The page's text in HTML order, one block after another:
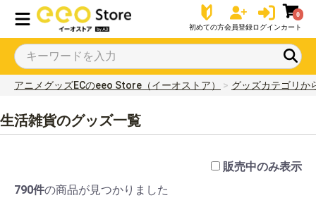
初めての方会員登録ログイン
0
カート
アニメグッズECのeeo Store（イーオストア） グッズカテゴリか
生活雑貨のグッズ一覧
販売中のみ表示
790件の商品が見つかりました